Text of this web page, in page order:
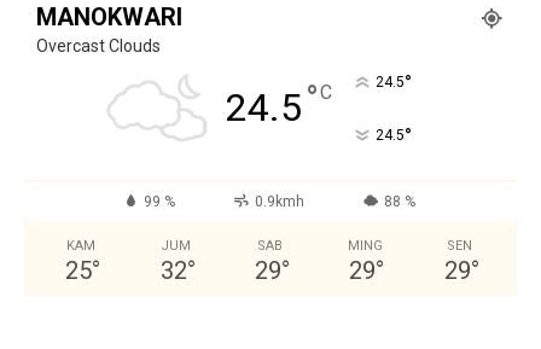
MANOKWARI
Overcast Clouds
24.5°C 24.5°
24.5°
99 % 0.9kmh 88 %
KAM
25°
JUM
32°
SAB
29°
MING
29°
SEN
29°